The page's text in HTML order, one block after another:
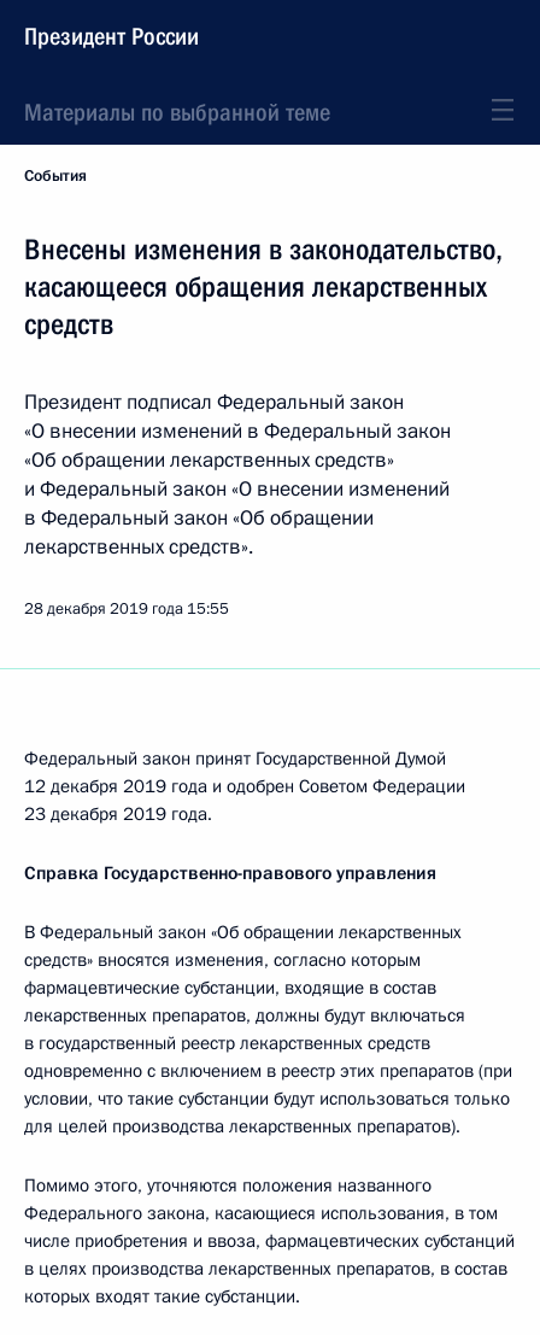
Президент России
Материалы по выбранной теме
События
Внесены изменения в законодательство,
касающееся обращения лекарственных
средств
Президент подписал Федеральный закон
«О внесении изменений в Федеральный закон
«Об обращении лекарственных средств»
и Федеральный закон «О внесении изменений
в Федеральный закон «Об обращении
лекарственных средств».
28 декабря 2019 года 15:55
Федеральный закон принят Государственной Думой
12 декабря 2019 года и одобрен Советом Федерации
23 декабря 2019 года.
Справка Государственно-правового управления
В Федеральный закон «Об обращении лекарственных
средств» вносятся изменения, согласно которым
фармацевтические субстанции, входящие в состав
лекарственных препаратов, должны будут включаться
в государственный реестр лекарственных средств
одновременно с включением в реестр этих препаратов (при
условии, что такие субстанции будут использоваться только
для целей производства лекарственных препаратов).
Помимо этого, уточняются положения названного
Федерального закона, касающиеся использования, в том
числе приобретения и ввоза, фармацевтических субстанций
в целях производства лекарственных препаратов, в состав
которых входят такие субстанции.